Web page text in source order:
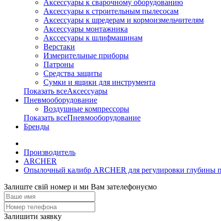
Аксессуары к сварочному оборудованию
Аксессуары к строительным пылесосам
Аксессуары к шредерам и кормоизмельчителям
Аксессуары монтажника
Акссесуары к шлифмашинам
Верстаки
Измерительные приборы
Патроны
Средства защиты
Сумки и ящики для инструмента
Показать всеАксессуары
Пневмооборудование
Воздушные компрессоры
Показать всеПневмооборудование
Бренды
Производитель
ARCHER
Опылочный калибр ARCHER для регулировки глубины
Залиште свій номер и ми Вам зателефонуємо
Залишити заявку